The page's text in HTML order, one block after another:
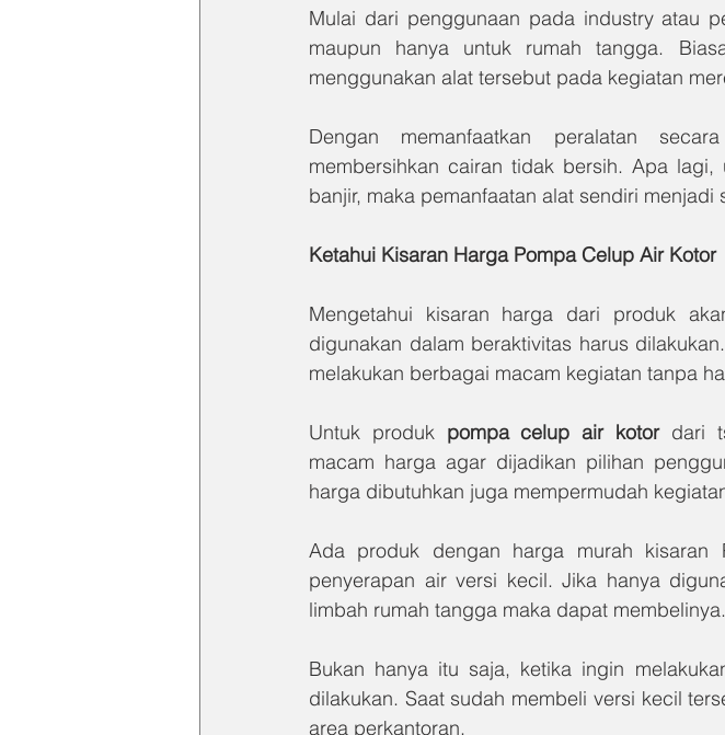
Mulai dari penggunaan pada industry atau
maupun hanya untuk rumah tangga.
menggunakan alat tersebut pada kegiatan
Dengan memanfaatkan peralatan
membersihkan cairan tidak bersih. Apa
banjir, maka pemanfaatan alat sendiri menjadi
Ketahui Kisaran Harga Pompa Celup Air Kotor
Mengetahui kisaran harga dari produk
digunakan dalam beraktivitas harus
melakukan berbagai macam kegiatan tanpa
Untuk produk pompa celup air kotor dari
macam harga agar dijadikan pilihan
harga dibutuhkan juga mempermudah
Ada produk dengan harga murah kisaran
penyerapan air versi kecil. Jika hanya
limbah rumah tangga maka dapat membelinya.
Bukan hanya itu saja, ketika ingin
dilakukan. Saat sudah membeli versi kecil
area perkantoran.